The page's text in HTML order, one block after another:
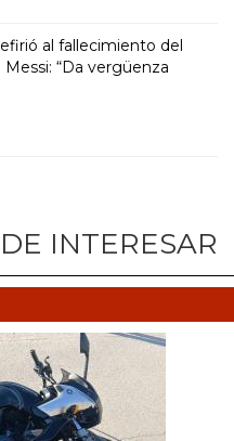
al fallecimiento del
“Da vergüenza
INTERESAR